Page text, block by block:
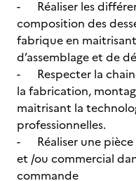
- Réaliser les
composition des
fabrique en
d’assemblage et de
- Respecter la
la fabrication,
maitrisant la
professionnelles.
- Réaliser une pièce
et /ou commercial
commande